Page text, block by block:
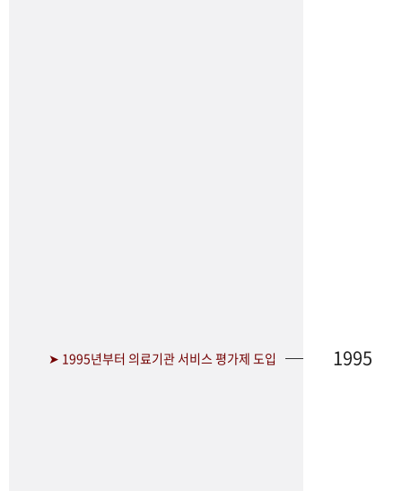
➤ 1995년부터 의료기관 서비스 평가제 도입 1995